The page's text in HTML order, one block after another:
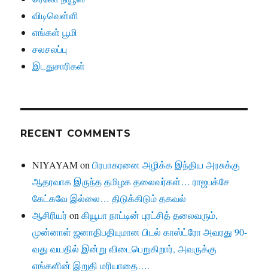
விடிவெள்ளி
எங்கள் பூமி
சலசலப்பு
இடதுசாரிகள்
RECENT COMMENTS
NIYAYAMonபிரபாகரனை அழிக்க இந்திய அரசுக்கு
ஆதரவாக இருந்த தமிழக தலைவர்கள்… ராஜபக்சே
கேட்கவே இல்லை… திடுக்கிடும் தகவல்
ஆசிரியர்onகியூபா நாட்டின் புரட்சித் தலைவரும்,
முன்னாள் ஜனாதிபதியுமான பிடல் காஸ்ட்ரோ அவரது 90-
வது வயதில் இன்று விடைபெறுகிறார், அவருக்கு
எங்களின் இறுதி மரியாதை….